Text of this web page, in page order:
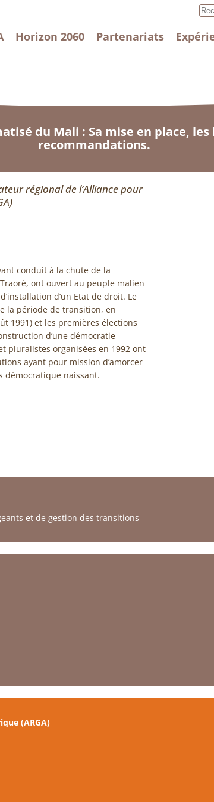
Horizon 2060 Partenariats
du Mali : Sa mise en place, les
recommandations.
régional de l’Alliance pour
conduit à la chute de la
ont ouvert au peuple malien
d’un Etat de droit. Le
la période de transition, en
1991) et les premières élections
d’une démocratie
pluralistes organisées en 1992 ont
ayant pour mission d’amorcer
démocratique naissant.
et de gestion des transitions
(ARGA)